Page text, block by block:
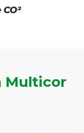
Multicor